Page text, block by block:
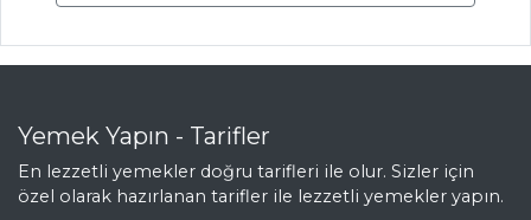
ETLİ VE PİDELİ
MANTAR
Yemek Yapın - Tarifler
En lezzetli yemekler doğru tarifleri ile olur. Sizler için
özel olarak hazırlanan tarifler ile lezzetli yemekler yapın.